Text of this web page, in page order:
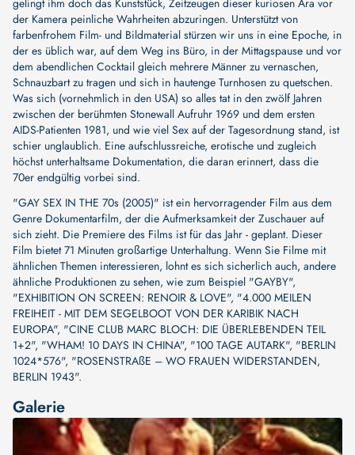
der Kamera peinliche Wahrheiten abzuringen. Unterstützt von
farbenfrohem Film- und Bildmaterial stürzen wir uns in eine Epoche, in
der es üblich war, auf dem Weg ins Büro, in der Mittagspause und vor
dem abendlichen Cocktail gleich mehrere Männer zu vernaschen,
Schnauzbart zu tragen und sich in hautenge Turnhosen zu quetschen.
Was sich (vornehmlich in den USA) so alles tat in den zwölf Jahren
zwischen der berühmten Stonewall Aufruhr 1969 und dem ersten
AIDS-Patienten 1981, und wie viel Sex auf der Tagesordnung stand, ist
schier unglaublich. Eine aufschlussreiche, erotische und zugleich
höchst unterhaltsame Dokumentation, die daran erinnert, dass die
70er endgültig vorbei sind.
"GAY SEX IN THE 70s (2005)" ist ein hervorragender Film aus dem
Genre Dokumentarfilm, der die Aufmerksamkeit der Zuschauer auf
sich zieht. Die Premiere des Films ist für das Jahr - geplant. Dieser
Film bietet 71 Minuten großartige Unterhaltung. Wenn Sie Filme mit
ähnlichen Themen interessieren, lohnt es sich sicherlich auch, andere
ähnliche Produktionen zu sehen, wie zum Beispiel "GAYBY",
"EXHIBITION ON SCREEN: RENOIR & LOVE", "4.000 MEILEN
FREIHEIT - MIT DEM SEGELBOOT VON DER KARIBIK NACH
EUROPA", "CINE CLUB MARC BLOCH: DIE ÜBERLEBENDEN TEIL
1+2", "WHAM! 10 DAYS IN CHINA", "100 TAGE AUTARK", "BERLIN
1024*576", "ROSENSTRAßE – WO FRAUEN WIDERSTANDEN,
BERLIN 1943".
Galerie